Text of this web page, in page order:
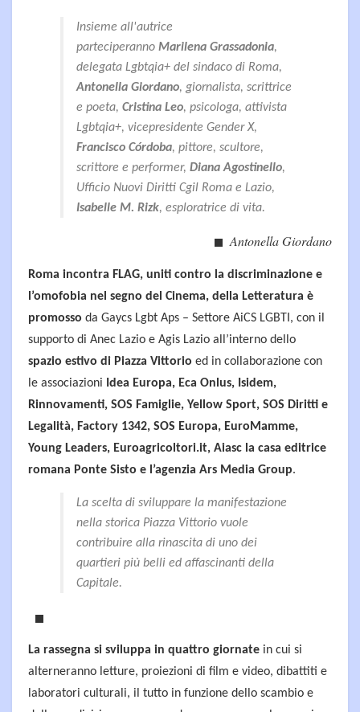
Insieme all'autrice
parteciperanno Marilena Grassadonia,
delegata Lgbtqia+ del sindaco di Roma,
Antonella Giordano, giornalista, scrittrice
e poeta, Cristina Leo, psicologa, attivista
Lgbtqia+, vicepresidente Gender X,
Francisco Córdoba, pittore, scultore,
scrittore e performer, Diana Agostinello,
Ufficio Nuovi Diritti Cgil Roma e Lazio,
Isabelle M. Rizk, esploratrice di vita.
Antonella Giordano
Roma incontra FLAG, uniti contro la discriminazione e
l’omofobia nel segno del Cinema, della Letteratura è
promosso da Gaycs Lgbt Aps – Settore AiCS LGBTI, con il
supporto di Anec Lazio e Agis Lazio all’interno dello
spazio estivo di Piazza Vittorio ed in collaborazione con
le associazioni Idea Europa, Eca Onlus, Isidem,
Rinnovamenti, SOS Famiglie, Yellow Sport, SOS Diritti e
Legalità, Factory 1342, SOS Europa, EuroMamme,
Young Leaders, Euroagricoltori.it, Aiasc la casa editrice
romana Ponte Sisto e l’agenzia Ars Media Group.
La scelta di sviluppare la manifestazione
nella storica Piazza Vittorio vuole
contribuire alla rinascita di uno dei
quartieri più belli ed affascinanti della
Capitale.
La rassegna si sviluppa in quattro giornate in cui si
alterneranno letture, proiezioni di film e video, dibattiti e
laboratori culturali, il tutto in funzione dello scambio e